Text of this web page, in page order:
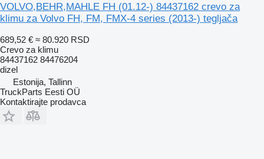
VOLVO,BEHR,MAHLE FH (01.12-) 84437162 crevo za
klimu za Volvo FH, FM, FMX-4 series (2013-) tegljača
689,52 € ≈ 80.920 RSD
Crevo za klimu
84437162 84476204
dizel
Estonija, Tallinn
TruckParts Eesti OÜ
Kontaktirajte prodavca